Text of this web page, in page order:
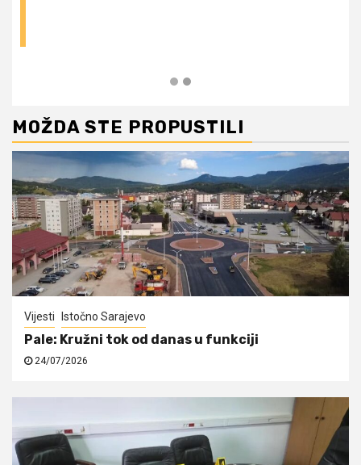
MOŽDA STE PROPUSTILI
Vijesti Istočno Sarajevo
Pale: Kružni tok od danas u funkciji
24/07/2026